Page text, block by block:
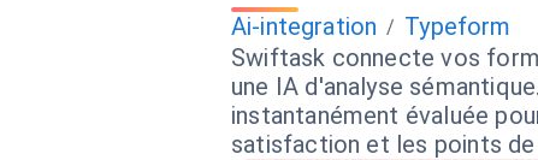
Ai-integration / Typeform
Swiftask connecte vos
une IA d'analyse
instantanément évaluée
satisfaction et les points